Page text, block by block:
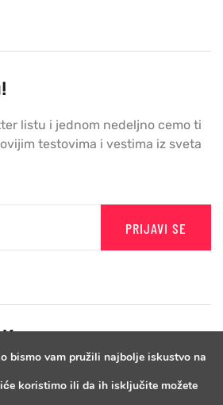
listu i jednom nedeljno cemo ti
testovima i vestima iz sveta
PRIJAVI SE
bismo vam pružili najbolje iskustvo na
koristimo ili da ih isključite možete